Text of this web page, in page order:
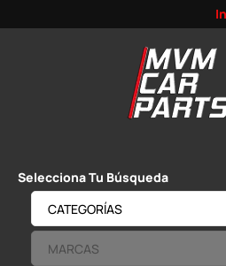
Selecciona Tu Búsqueda